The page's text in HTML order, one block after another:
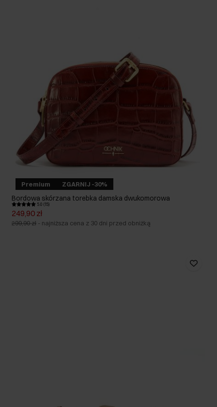
Premium ZGARNIJ -30%
Bordowa skórzana torebka damska dwukomorowa
5.0 (15)
249,90 zł
299,90 zł - najniższa cena z 30 dni przed obniżką